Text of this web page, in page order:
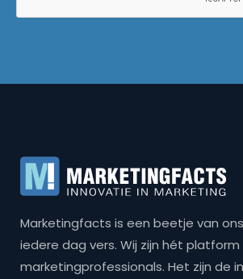
Marketingfacts is een beetje van
iedere dag vers. Wij zijn hét platform
marketingprofessionals. Het zijn de